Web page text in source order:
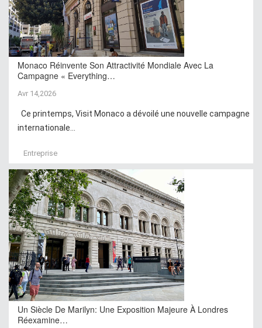
Monaco Réinvente Son Attractivité Mondiale Avec La
Campagne « Everything…
Avr 14,2026
Ce printemps, Visit Monaco a dévoilé une nouvelle campagne
internationale...
Entreprise
Un Siècle De Marilyn: Une Exposition Majeure À Londres
Réexamine…